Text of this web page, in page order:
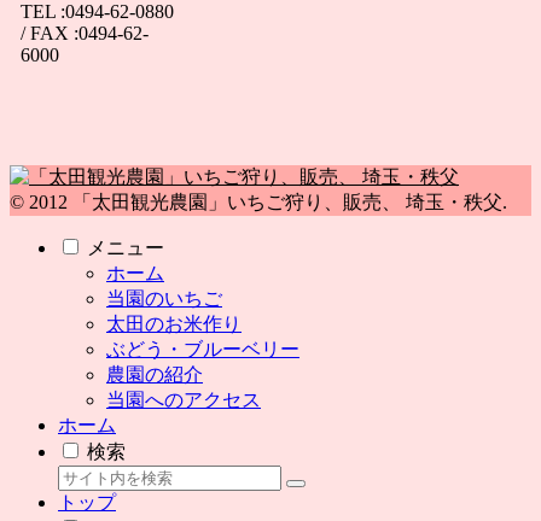
TEL :0494-62-0880
/ FAX :0494-62-
6000
© 2012 「太田観光農園」いちご狩り、販売、 埼玉・秩父.
メニュー
ホーム
当園のいちご
太田のお米作り
ぶどう・ブルーベリー
農園の紹介
当園へのアクセス
ホーム
検索
トップ